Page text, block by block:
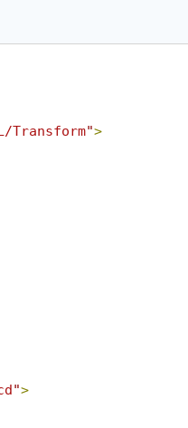
Transform">
">